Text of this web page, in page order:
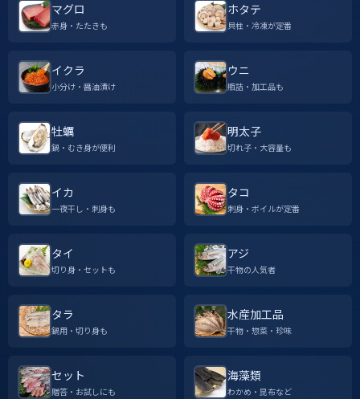
マグロ
赤身・たたきも
ホタテ
貝柱・冷凍が定番
イクラ
小分け・醤油漬け
ウニ
瓶詰・加工品も
牡蠣
鍋・むき身が便利
明太子
切れ子・大容量も
イカ
一夜干し・刺身も
タコ
刺身・ボイルが定番
タイ
切り身・セットも
アジ
干物の人気者
タラ
鍋用・切り身も
水産加工品
干物・惣菜・珍味
セット
贈答・お試しにも
海藻類
わかめ・昆布など